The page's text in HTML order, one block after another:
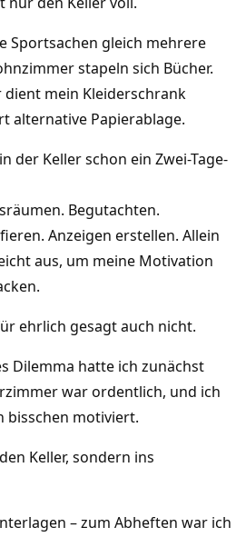
Sportsachen gleich mehrere
stapeln sich Bücher.
dient mein Kleiderschrank
alternative Papierablage.
der Keller schon ein Zwei-Tage-
Begutachten.
Anzeigen erstellen. Allein
aus, um meine Motivation
ehrlich gesagt auch nicht.
Dilemma hatte ich zunächst
war ordentlich, und ich
bisschen motiviert.
Keller, sondern ins
– zum Abheften war ich